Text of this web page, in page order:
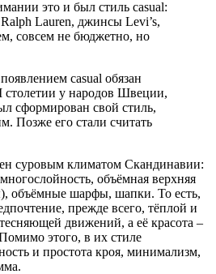
это и был стиль casual:
Lauren, джинсы Levi’s,
совсем не бюджетно, но
casual обязан
у народов Швеции,
сформирован свой стиль,
Позже его стали считать
суровым климатом Скандинавии:
объёмная верхняя
объёмные шарфы, шапки. То есть,
прежде всего, тёплой и
движений, а её красота –
этого, в их стиле
и простота кроя, минимализм,